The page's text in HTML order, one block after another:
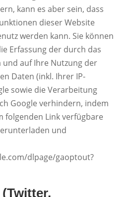
kann es aber sein, dass
dieser Website
werden kann. Sie können
Erfassung der durch das
und auf Ihre Nutzung der
Daten (inkl. Ihrer IP-
sowie die Verarbeitung
Google verhindern, indem
folgenden Link verfügbare
und
dlpage/gaoptout?